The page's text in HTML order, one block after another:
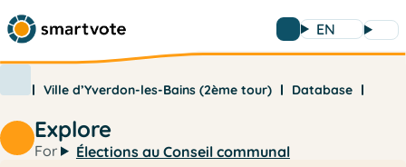
EN
Ville d’Yverdon-les-Bains (2ème tour) Database
Explore
For Élections au Conseil communal